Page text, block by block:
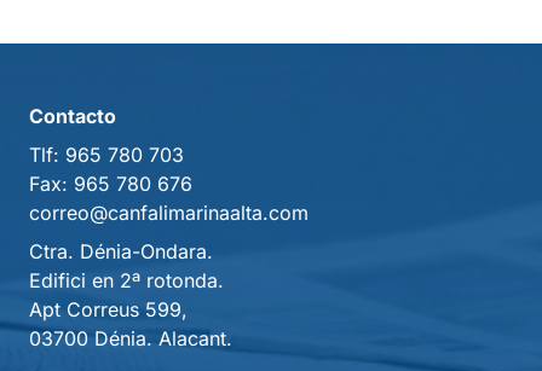
Contacto
Tlf: 965 780 703
Fax: 965 780 676
correo@canfalimarinaalta.com
Ctra. Dénia-Ondara.
Edifici en 2ª rotonda.
Apt Correus 599,
03700 Dénia. Alacant.